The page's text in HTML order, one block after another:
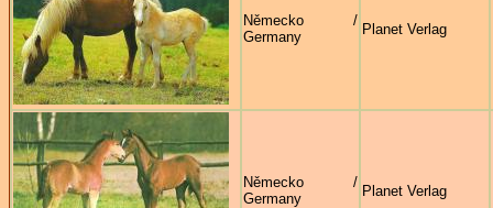
Německo /
Germany
Planet Verlag
Německo /
Germany
Planet Verlag